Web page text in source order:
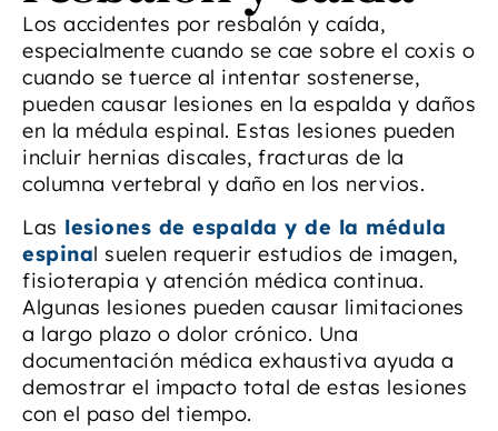
Los accidentes por resbalón y caída,
especialmente cuando se cae sobre el coxis o
cuando se tuerce al intentar sostenerse,
pueden causar lesiones en la espalda y daños
en la médula espinal. Estas lesiones pueden
incluir hernias discales, fracturas de la
columna vertebral y daño en los nervios.
Las lesiones de espalda y de la médula
espinal suelen requerir estudios de imagen,
fisioterapia y atención médica continua.
Algunas lesiones pueden causar limitaciones
a largo plazo o dolor crónico. Una
documentación médica exhaustiva ayuda a
demostrar el impacto total de estas lesiones
con el paso del tiempo.